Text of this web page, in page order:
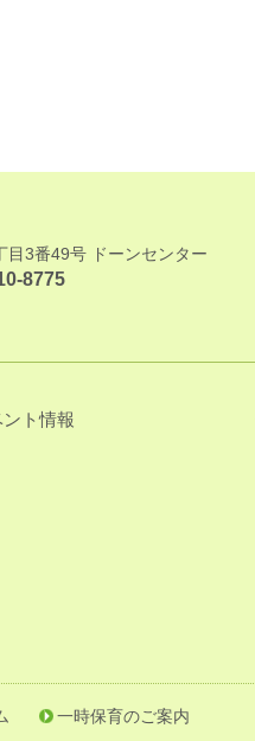
3番49号 ドーンセンター
8775
ント情報
一時保育のご案内